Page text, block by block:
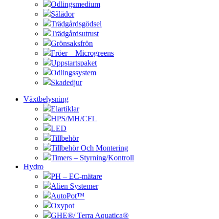
Odlingsmedium
Sålådor
Trädgårdsgödsel
Trädgårdsutrust
Grönsaksfrön
Fröer – Microgreens
Uppstartspaket
Odlingssystem
Skadedjur
Växtbelysning
Elartiklar
HPS/MH/CFL
LED
Tillbehör
Tillbehör Och Montering
Timers – Styrning/Kontroll
Hydro
PH – EC-mätare
Alien Systemer
AutoPot™
Oxypot
GHE®/ Terra Aquatica®